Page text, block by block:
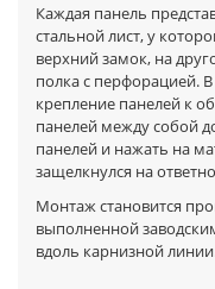
Каждая панель
стальной лист, у
верхний замок, на
полка с перфорацией.
крепление панелей к
панелей между собой
панелей и нажать на
защелкнулся на
Монтаж становится
выполненной
вдоль карнизной